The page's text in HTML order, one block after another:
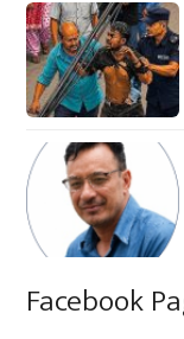
Facebook